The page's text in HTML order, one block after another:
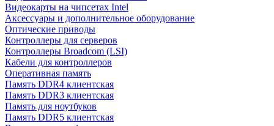
Видеокарты на чипсетах Intel
Аксессуары и дополнительное оборудование
Оптические приводы
Контроллеры для серверов
Контроллеры Broadcom (LSI)
Кабели для контроллеров
Оперативная память
Память DDR4 клиентская
Память DDR3 клиентская
Память для ноутбуков
Память DDR5 клиентская